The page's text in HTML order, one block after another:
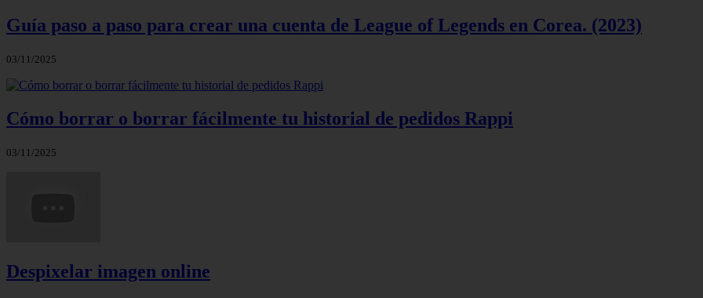
Guía paso a paso para crear una cuenta de League of Legends en Corea. (2023)
03/11/2025
Cómo borrar o borrar fácilmente tu historial de pedidos Rappi
03/11/2025
Despixelar imagen online